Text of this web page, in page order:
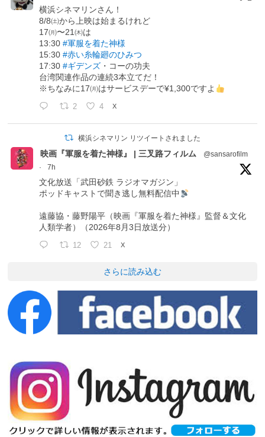
横浜シネマリンさん！
8/8㈯から上映は始まるけれど
17㈪〜21㈭は
13:30#軍服を着た神様
15:30#赤い糸輪廻のひみつ
17:30#ギデンズ ・コーの功夫
台湾関連作品の連続3本立てだ！
※ちなみに17㈪はサービスデーで¥1,300ですよ
2 4 X
横浜シネマリン リツイートされました
映画『軍服を着た神様』 | 三叉路フィルム
@sansarofilm
·
7h
文化放送「武田砂鉄 ラジオマガジン」
ポッドキャストで聞き逃し無料配信中
遠藤協・藤野陽平（映画『軍服を着た神様』監督＆文化
人類学者）（2026年8月3日放送分）
12 21 X
さらに読み込む